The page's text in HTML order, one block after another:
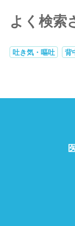
よく検索
吐き気・嘔吐 背